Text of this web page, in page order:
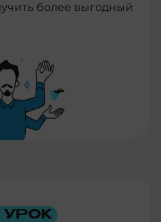
более выгодный
УРОК